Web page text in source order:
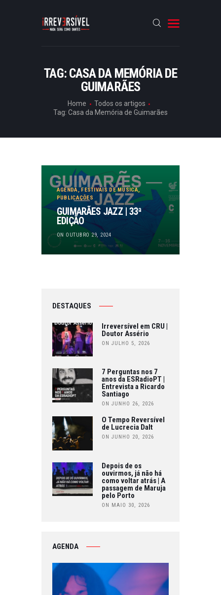
TAG: CASA DA MEMÓRIA DE
GUIMARÃES
Home
Todos os artigos
Tag: Casa da Memória de Guimarães
HOME
CRÓNICAS
ENTREVISTAS
ARTIGOS
AGENDA, FESTIVAIS DE MÚSICA,
PUBLICAÇÕES
GUIMARÃES JAZZ | 33ª
EDIÇÃO
ON OUTUBRO 29, 2024
DESTAQUES
Irreversível em CRU |
Doutor Assério
ON JULHO 5, 2026
7 Perguntas nos 7
anos da ESRadioPT |
Entrevista a Ricardo
Santiago
ON JUNHO 26, 2026
O Tempo Reversível
de Lucrecia Dalt
ON JUNHO 20, 2026
Depois de os
ouvirmos, já não há
como voltar atrás | A
passagem de Maruja
pelo Porto
ON MAIO 30, 2026
AGENDA